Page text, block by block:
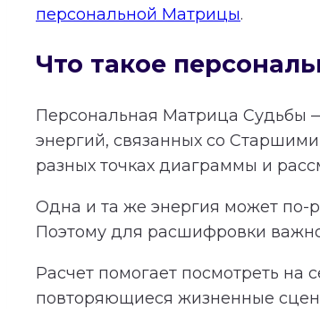
персональной Матрицы.
Что такое
Персональная Матрица Судьбы
энергий, связанных со
разных точках диаграммы и
Одна и та же энергия может по-
Поэтому для расшифровки
Расчет помогает посмотреть на
повторяющиеся жизненные